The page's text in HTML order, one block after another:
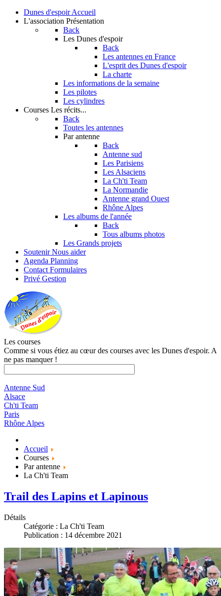
Dunes d'espoir Accueil
L'association Présentation
Back
Les Dunes d'espoir
Back
Les antennes en France
L'esprit des Dunes d'espoir
La charte
Les informations de la semaine
Les pilotes
Les cylindres
Courses Les récits...
Back
Toutes les antennes
Par antenne
Back
Antenne sud
Les Parisiens
Les Alsaciens
La Ch'ti Team
La Normandie
Antenne grand Ouest
Rhône Alpes
Les albums de l'année
Back
Tous albums photos
Les Grands projets
Soutenir Nous aider
Agenda Planning
Contact Formulaires
Privé Gestion
Les courses
Comme si vous étiez au cœur des courses avec les Dunes d'espoir. A
ne pas manquer !
Antenne Sud
Alsace
Ch'ti Team
Paris
Rhône Alpes
Accueil
Courses
Par antenne
La Ch'ti Team
Trail des Lapins et Lapinous
Détails
Catégorie : La Ch'ti Team
Publication : 14 décembre 2021